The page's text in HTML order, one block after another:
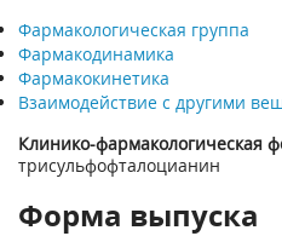
Фармакологическая группа
Фармакодинамика
Фармакокинетика
Взаимодействие с другими
Клинико-фармакологическая
трисульфофталоцианин
Форма выпуска